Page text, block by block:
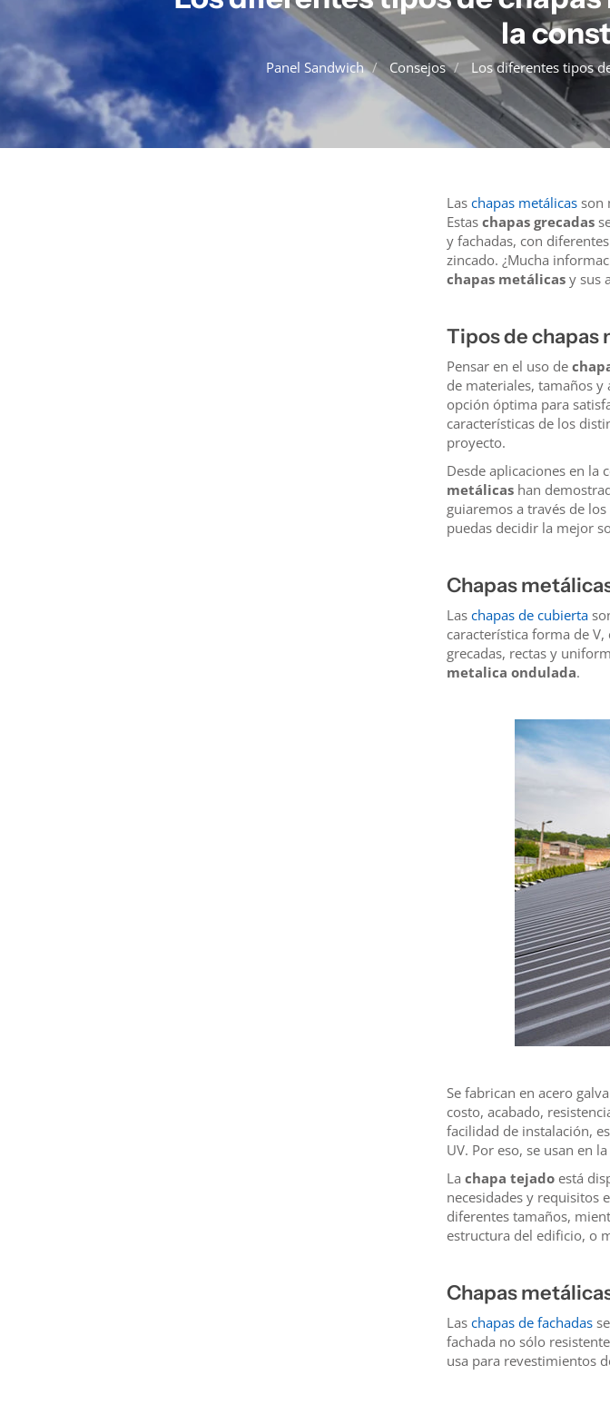
la
Panel Sandwich Consejos Los diferentes tipos
Las chapas metálicas son
Estas chapas grecadas
y fachadas, con
zincado. ¿Mucha
chapas metálicas y sus
Tipos de chapas
Pensar en el uso de
de materiales, tamaños y
opción óptima para
características de los
proyecto.
Desde aplicaciones en la
metálicas han
guiaremos a través de los
puedas decidir la mejor
Chapas
Las chapas de cubierta
característica forma de
grecadas, rectas y
metalica ondulada.
Se fabrican en acero
costo, acabado,
facilidad de instalación,
UV. Por eso, se usan en
La chapa tejado está
necesidades y requisitos
diferentes tamaños,
estructura del edificio, o
Chapas
Las chapas de fachadas
fachada no sólo
usa para revestimientos